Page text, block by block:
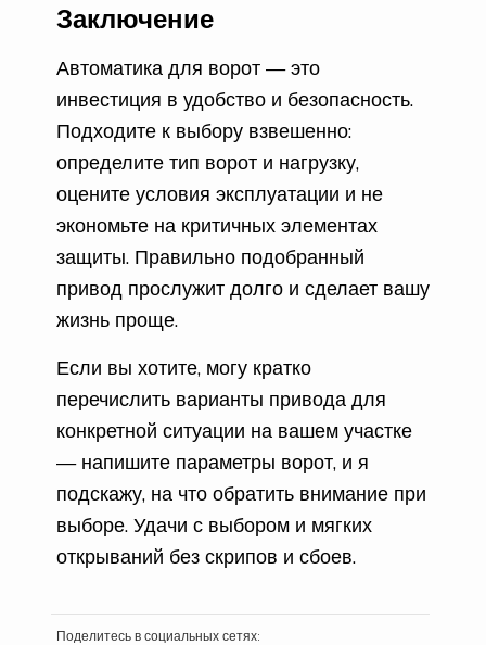
Заключение
Автоматика для ворот — это
инвестиция в удобство и безопасность.
Подходите к выбору взвешенно:
определите тип ворот и нагрузку,
оцените условия эксплуатации и не
экономьте на критичных элементах
защиты. Правильно подобранный
привод прослужит долго и сделает вашу
жизнь проще.
Если вы хотите, могу кратко
перечислить варианты привода для
конкретной ситуации на вашем участке
— напишите параметры ворот, и я
подскажу, на что обратить внимание при
выборе. Удачи с выбором и мягких
открываний без скрипов и сбоев.
Поделитесь в социальных сетях: